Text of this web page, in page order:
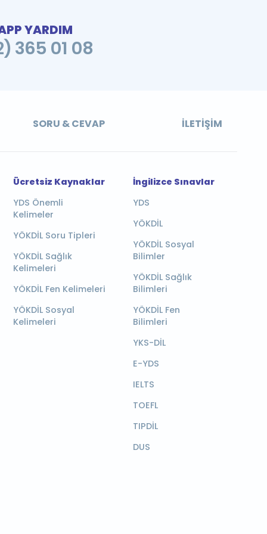
YARDIM
365 01 08
SORU & CEVAP İLETIŞIM
Ücretsiz Kaynaklar
YDS Önemli
Kelimeler
YÖKDİL Soru Tipleri
YÖKDİL Sağlık
Kelimeleri
YÖKDİL Fen Kelimeleri
YÖKDİL Sosyal
Kelimeleri
İngilizce Sınavlar
YDS
YÖKDİL
YÖKDİL Sosyal
Bilimler
YÖKDİL Sağlık
Bilimleri
YÖKDİL Fen
Bilimleri
YKS-DİL
E-YDS
IELTS
TOEFL
TIPDİL
DUS